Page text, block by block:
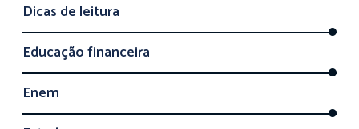
Dicas de leitura
Educação financeira
Enem